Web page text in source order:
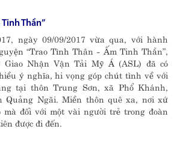
Thần”
ngày 09/09/2017 vừa qua, với hành
“Trao Tình Thân - Ấm Tinh Thần”,
Giao Nhận Vận Tải Mỹ Á (ASL) đã có
ý nghĩa, hi vọng góp chút tình về với
tại thôn Trung Sơn, xã Phổ Khánh,
Quảng Ngãi. Miền thôn quê xa, nơi xứ
mà đối với một vài người trẻ trong đoàn
được đi đến.